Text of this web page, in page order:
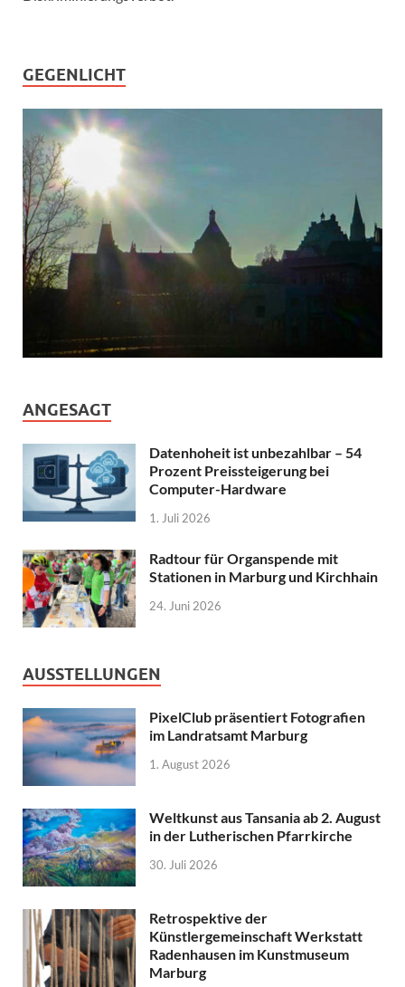
GEGENLICHT
ANGESAGT
Datenhoheit ist unbezahlbar – 54
Prozent Preissteigerung bei
Computer-Hardware
1. Juli 2026
Radtour für Organspende mit
Stationen in Marburg und Kirchhain
24. Juni 2026
AUSSTELLUNGEN
PixelClub präsentiert Fotografien
im Landratsamt Marburg
1. August 2026
Weltkunst aus Tansania ab 2. August
in der Lutherischen Pfarrkirche
30. Juli 2026
Retrospektive der
Künstlergemeinschaft Werkstatt
Radenhausen im Kunstmuseum
Marburg